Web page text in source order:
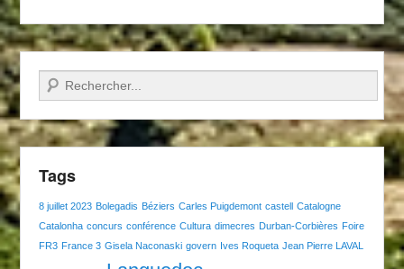
Recherche
Tags
8 juillet 2023 Bolegadis Béziers Carles Puigdemont castell Catalogne
Catalonha concurs conférence Cultura dimecres Durban-Corbières Foire
FR3 France 3 Gisela Naconaski govern Ives Roqueta Jean Pierre LAVAL